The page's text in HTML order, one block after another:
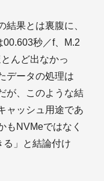
果とは裏腹に、
秒／f、M.2
んど出なかっ
データの処理は
が、このような結
ャッシュ用途であ
もNVMeではなく
る」と結論付け